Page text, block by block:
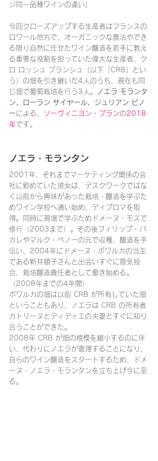
ジ同一品種ワインの違い」
今回クローズアップする生産者はフランスの
ロワール地方で、オーガニックな農法やでき
る限り自然に任せたワイン醸造を若手に教え
る重要な役割を担っていた偉大な生産者、ク
ロ ロッシュ ブランシュ（以下「CRB」とい
う）の畑を引き継いだ4人のうち、現在も同
じ畑で葡萄栽培を行う3人。
ノエラ モランタ
ン、ローラン サイヤール、ジュリアン ピノ
ーによる、 ソーヴィニヨン・ブランの2018
年です。
ノエラ・モランタン
2001年、それまでマーケティング関係の会
社に勤めていた彼女は、デスクワークではな
く以前から興味があった栽培・醸造を学ぶた
めワイン学校へ通い始め、ディプロマを取
得。同時に現場で学ぶためドメーヌ・モスで
修行（2003まで）。その後フィリップ・パ
カレやマルク・ペノーの元で収穫、醸造を手
伝い、2004年にドメーヌ・ボワルカの当主
である新井順子さんと出会いすぐに意気投
合、栽培醸造責任者として働き始める。
（2008年までの4年間）
ボワルカの畑は以前 CRB が所有していた畑
ということもあり、ノエラは CRB の所有者
カトリーヌとディディエの夫妻とすぐに知り
合うことができた。
2008年 CRB が畑の規模を縮小するのに伴
い、代わりにノエラが管理することになり、
自らのワイン醸造をスタートするため、ドメ
ーヌ・ノエラ・モランタンを立ち上げ今に至
る。